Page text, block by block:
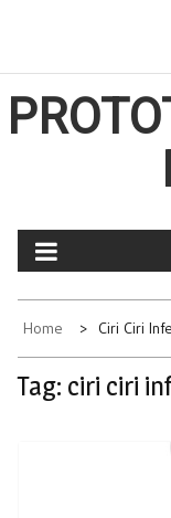
Home Ciri Ciri
Tag: ciri ciri